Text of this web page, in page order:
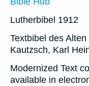
Lutherbibel 1912
Textbibel des
Kautzsch, Karl
Modernized Text
available in